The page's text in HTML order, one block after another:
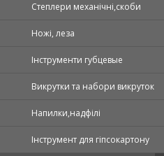
Степлери механічні,скоби
Ножі, леза
Інструменти губцевые
Викрутки та набори викруток
Напилки,надфілі
Інструмент для гіпсокартону